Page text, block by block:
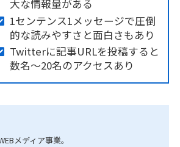
大な情報量がある
1センテンス1メッセージで圧倒
的な読みやすさと面白さもあり
Twitterに記事URLを投稿すると
数名～20名のアクセスあり
メディア事業。